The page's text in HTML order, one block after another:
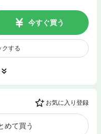
今すぐ買う
クする
お気に入り登録
めて買う